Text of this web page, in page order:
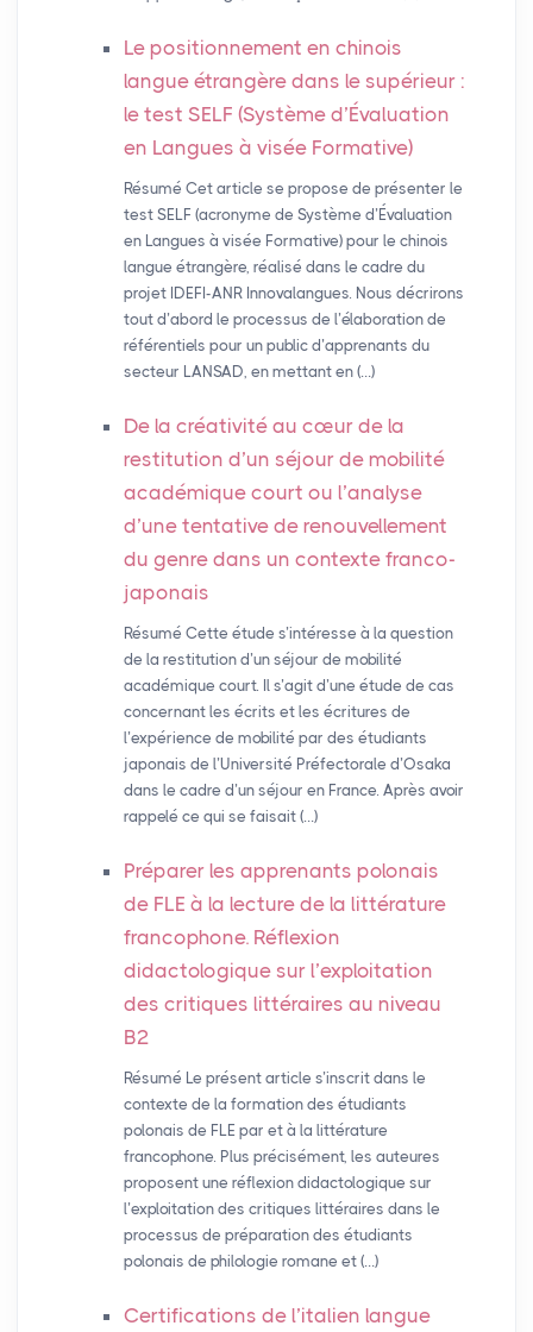
Le positionnement en chinois
langue étrangère dans le supérieur :
le test SELF (Système d’Évaluation
en Langues à visée Formative)
Résumé Cet article se propose de présenter le
test SELF (acronyme de Système d’Évaluation
en Langues à visée Formative) pour le chinois
langue étrangère, réalisé dans le cadre du
projet IDEFI-ANR Innovalangues. Nous décrirons
tout d’abord le processus de l’élaboration de
référentiels pour un public d’apprenants du
secteur LANSAD, en mettant en (…)
De la créativité au cœur de la
restitution d’un séjour de mobilité
académique court ou l’analyse
d’une tentative de renouvellement
du genre dans un contexte franco-
japonais
Résumé Cette étude s’intéresse à la question
de la restitution d’un séjour de mobilité
académique court. Il s’agit d’une étude de cas
concernant les écrits et les écritures de
l’expérience de mobilité par des étudiants
japonais de l’Université Préfectorale d’Osaka
dans le cadre d’un séjour en France. Après avoir
rappelé ce qui se faisait (…)
Préparer les apprenants polonais
de FLE à la lecture de la littérature
francophone. Réflexion
didactologique sur l’exploitation
des critiques littéraires au niveau
B2
Résumé Le présent article s’inscrit dans le
contexte de la formation des étudiants
polonais de FLE par et à la littérature
francophone. Plus précisément, les auteures
proposent une réflexion didactologique sur
l’exploitation des critiques littéraires dans le
processus de préparation des étudiants
polonais de philologie romane et (…)
Certifications de l’italien langue